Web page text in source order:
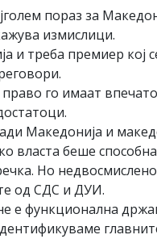
пораз за
измислици.
и треба премиер кој
право го имаат
Македонија и
власта беше
Но
од СДС и ДУИ.
е функционална